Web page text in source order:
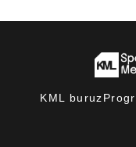
KML buruz